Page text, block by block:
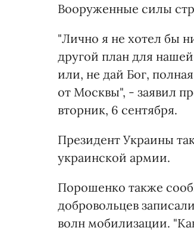
Вооруженные силы
"Лично я не хотел бы
другой план для
или, не дай Бог,
от Москвы", - заявил
вторник, 6 сентября.
Президент Украины
украинской армии.
Порошенко также
добровольцев
волн мобилизации.